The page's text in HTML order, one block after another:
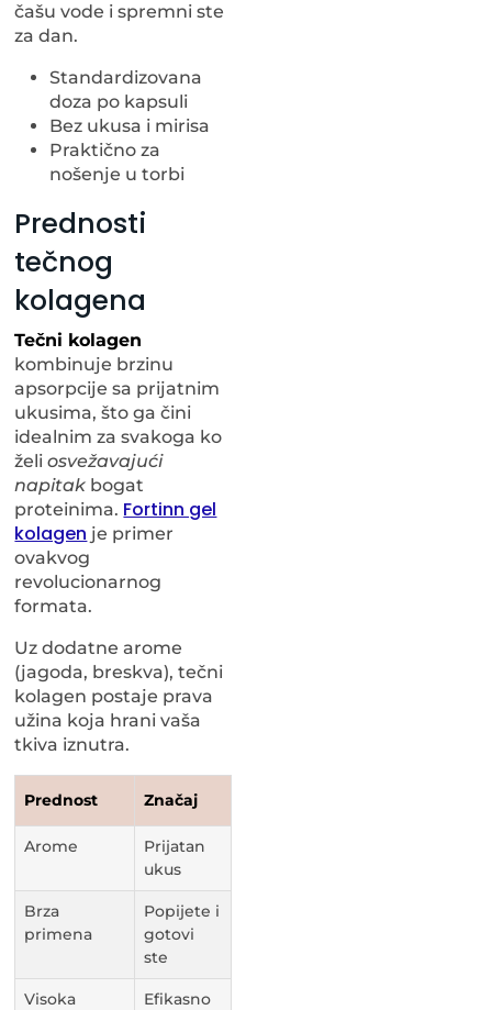
čašu vode i spremni ste
za dan.
Standardizovana
doza po kapsuli
Bez ukusa i mirisa
Praktično za
nošenje u torbi
Prednosti
tečnog
kolagena
Tečni kolagen
kombinuje brzinu
apsorpcije sa prijatnim
ukusima, što ga čini
idealnim za svakoga ko
želiosvežavajući
napitak bogat
proteinima. Fortinn gel
kolagen je primer
ovakvog
revolucionarnog
formata.
Uz dodatne arome
(jagoda, breskva), tečni
kolagen postaje prava
užina koja hrani vaša
tkiva iznutra.
Prednost Značaj
Arome
Prijatan
ukus
Brza
primena
Popijete i
gotovi
ste
Visoka
Efikasno